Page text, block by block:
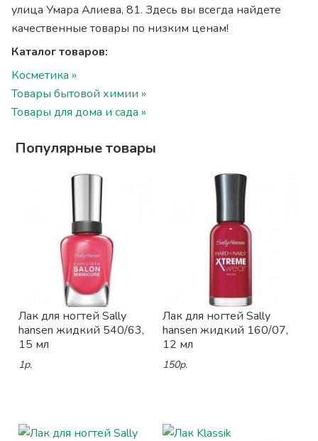
улица Умара Алиева, 81. Здесь вы всегда найдете
качественные товары по низким ценам!
Каталог товаров:
Косметика »
Товары бытовой химии »
Товары для дома и сада »
Популярные товары
Лак для ногтей Sally
hansen жидкий 540/63,
15 мл
1р.
Лак для ногтей Sally
hansen жидкий 160/07,
12 мл
150р.